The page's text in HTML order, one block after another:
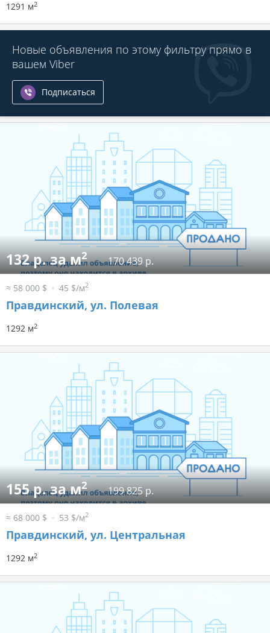
1291 м2
Новые объявления по этому фильтру прямо в
вашем Viber
Подписаться
132 р. за м2 170 439 р.
≈ 58 000 $ 45 $/м2
Правдинский, ул. Полевая
1292 м2
155 р. за м2 199 825 р.
≈ 68 000 $ 53 $/м2
Правдинский, ул. Центральная
1292 м2